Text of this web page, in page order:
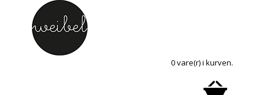
0 vare(r) i kurven.